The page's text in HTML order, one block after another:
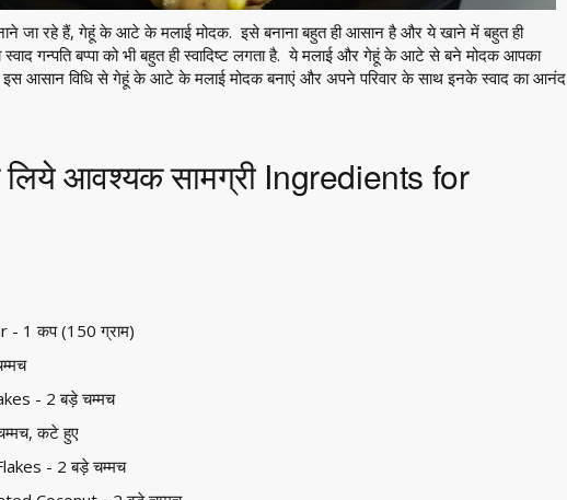
जा रहे हैं, गेहूं के आटे के मलाई मोदक. इसे बनाना बहुत ही आसान है और ये खाने में बहुत ही
स्वाद गन्पति बप्पा को भी बहुत ही स्वादिष्ट लगता है. ये मलाई और गेहूं के आटे से बने मोदक आपका
आसान विधि से गेहूं के आटे के मलाई मोदक बनाएं और अपने परिवार के साथ इनके स्वाद का आनंद
आवश्यक सामग्री Ingredients for
- 1 कप (150 ग्राम)
- 2 बड़े चम्मच
कटे हुए
- 2 बड़े चम्मच